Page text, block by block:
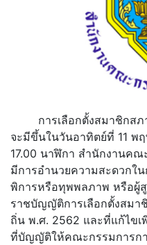
การเลือกตั้งสมาชิกสภา
จะมีขึ้นในวันอาทิตย์ที่ 11 พ
17.00 นาฬิกา สำนักงานคณ
มีการอำนวยความสะดวกใ
พิการหรือทุพพลภาพ หรือผู้
ราชบัญญัติการเลือกตั้งสมา
ถิ่น พ.ศ. 2562 และที่แก้ไข
ที่บัญญัติให้คณะกรรมการก